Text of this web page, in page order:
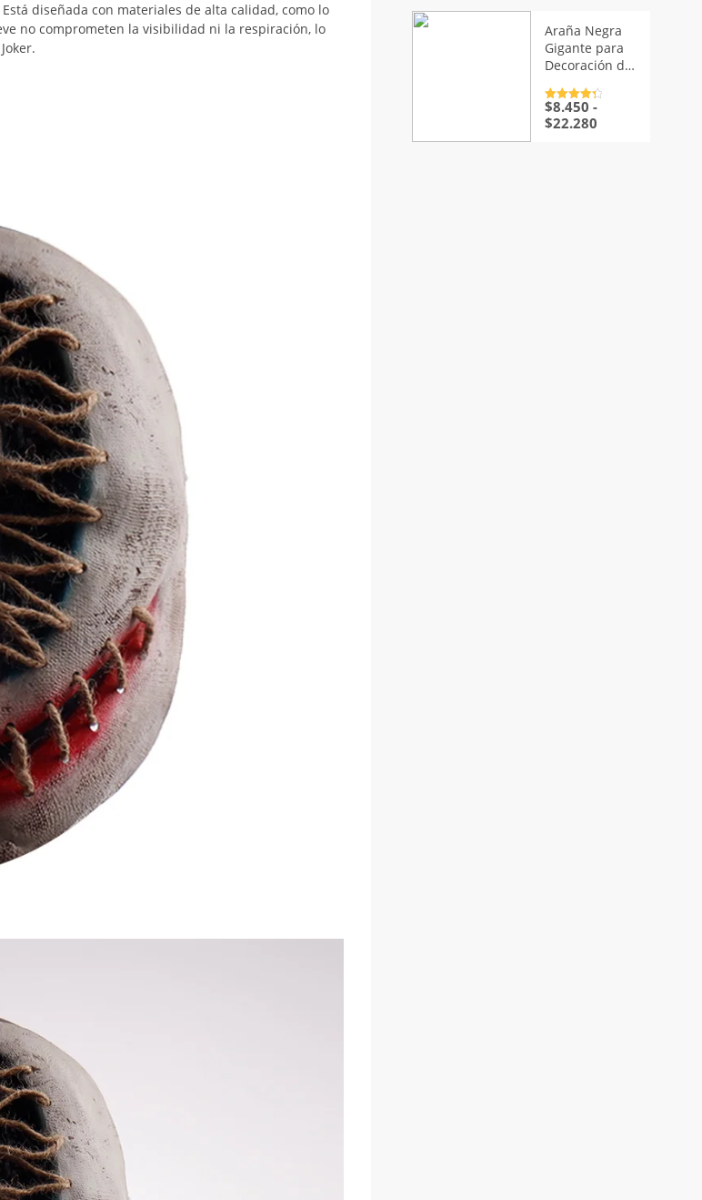
diseñada con materiales de alta calidad, como lo
no comprometen la visibilidad ni la respiración, lo
desde
$32.082
hasta
$33.943
Araña Negra
Gigante para
Decoración de
Valorado
con 4.5de
5
$8.450 -
$22.280Rango